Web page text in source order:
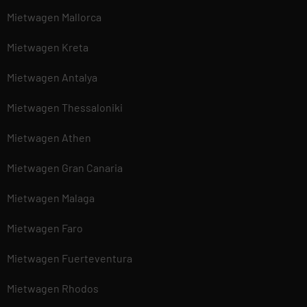
Mietwagen Mallorca
Mietwagen Kreta
Mietwagen Antalya
Mietwagen Thessaloniki
Mietwagen Athen
Mietwagen Gran Canaria
Mietwagen Malaga
Mietwagen Faro
Mietwagen Fuerteventura
Mietwagen Rhodos